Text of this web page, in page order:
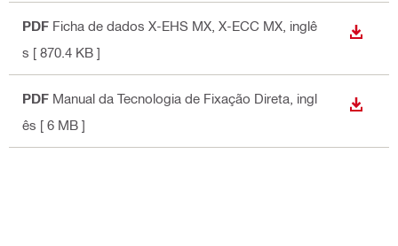
PDF Ficha de dados X-EHS MX, X-ECC MX , inglê
s [ 870.4 KB ]
PDF Manual da Tecnologia de Fixação Direta , ingl
ês [ 6 MB ]